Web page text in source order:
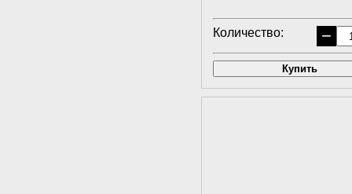
Количество: −
Купить